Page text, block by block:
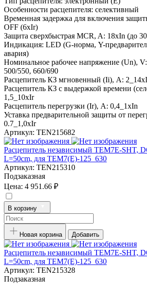
Особенности расцепителя: селективный
Временная задержка для включения
OFF (6xIr)
Защита сверхбыстрая MCR, A: 18xIn (до
Индикация: LED (G-норма, Y-
авария)
Номинальное рабочее напряжение (Un), V:
500/550, 660/690
Расцепитель КЗ мгновенный (Ii), A:
Расцепитель КЗ с выдержкой времени
1,5_10xIr
Расцепитель перегрузки (Ir), A: 0,4_1xIn
Уставка предварительной защиты от
0.7_1,0xIr
Артикул: TEN215682
Расцепитель независимый TEM7E-SHT,
L=50cm, для TEM7(E)-125_630
Артикул: TEN215310
Подзаказная
Цена: 4 951.66 ₽
В корзину
Новая корзина Добавить
Расцепитель независимый TEM7E-SHT,
L=50cm, для TEM7(E)-125_630
Артикул: TEN215328
Подзаказная